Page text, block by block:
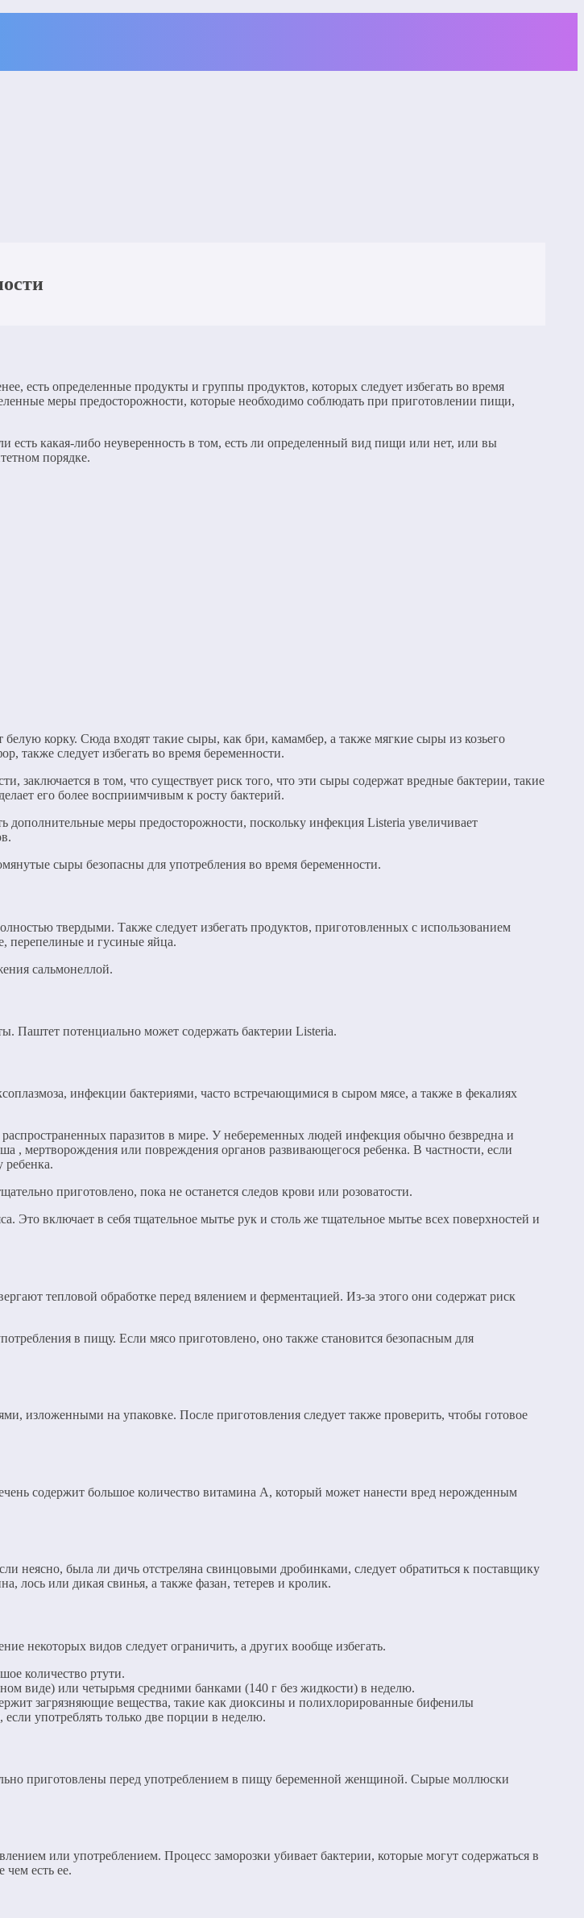
есть определенные продукты и группы продуктов, которых следует избегать во время
меры предосторожности, которые необходимо соблюдать при приготовлении пищи,
есть какая-либо неуверенность в том, есть ли определенный вид пищи или нет, или вы
порядке.
корку. Сюда входят такие сыры, как бри, камамбер, а также мягкие сыры из козьего
также следует избегать во время беременности.
заключается в том, что существует риск того, что эти сыры содержат вредные бактерии, такие
его более восприимчивым к росту бактерий.
дополнительные меры предосторожности, поскольку инфекция Listeria увеличивает
сыры безопасны для употребления во время беременности.
твердыми. Также следует избегать продуктов, приготовленных с использованием
перепелиные и гусиные яйца.
сальмонеллой.
Паштет потенциально может содержать бактерии Listeria.
инфекции бактериями, часто встречающимися в сыром мясе, а также в фекалиях
паразитов в мире. У небеременных людей инфекция обычно безвредна и
, мертворождения или повреждения органов развивающегося ребенка. В частности, если
ребенка.
приготовлено, пока не останется следов крови или розоватости.
Это включает в себя тщательное мытье рук и столь же тщательное мытье всех поверхностей и
тепловой обработке перед вялением и ферментацией. Из-за этого они содержат риск
в пищу. Если мясо приготовлено, оно также становится безопасным для
изложенными на упаковке. После приготовления следует также проверить, чтобы готовое
содержит большое количество витамина А, который может нанести вред нерожденным
неясно, была ли дичь отстреляна свинцовыми дробинками, следует обратиться к поставщику
лось или дикая свинья, а также фазан, тетерев и кролик.
некоторых видов следует ограничить, а других вообще избегать.
количество ртути.
виде) или четырьмя средними банками (140 г без жидкости) в неделю.
загрязняющие вещества, такие как диоксины и полихлорированные бифенилы
употреблять только две порции в неделю.
приготовлены перед употреблением в пищу беременной женщиной. Сырые моллюски
или употреблением. Процесс заморозки убивает бактерии, которые могут содержаться в
есть ее.